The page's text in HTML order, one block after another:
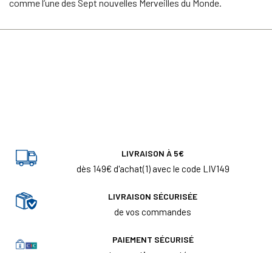
comme l’une des Sept nouvelles Merveilles du Monde.
LIVRAISON À 5€
dès 149€ d'achat(1) avec le code LIV149
LIVRAISON SÉCURISÉE
de vos commandes
PAIEMENT SÉCURISÉ